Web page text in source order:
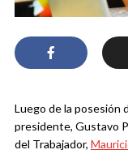
Luego de la posesión
presidente, Gustavo
del Trabajador,